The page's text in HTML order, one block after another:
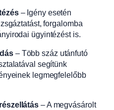
– Igény esetén
forgalomba
ügyintézést is.
– Több száz utánfutó
segítünk
legmegfelelőbb
– A megvásárolt